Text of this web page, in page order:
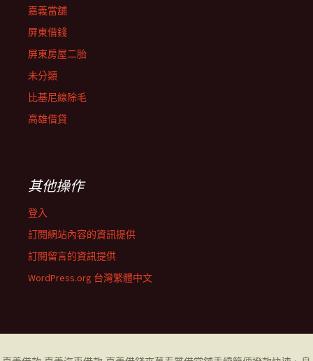
嘉義當舖
屏東借錢
屏東房屋二胎
未分類
比基尼線除毛
高雄借貸
其他操作
登入
訂閱網站內容的資訊提供
訂閱留言的資訊提供
WordPress.org 台灣繁體中文